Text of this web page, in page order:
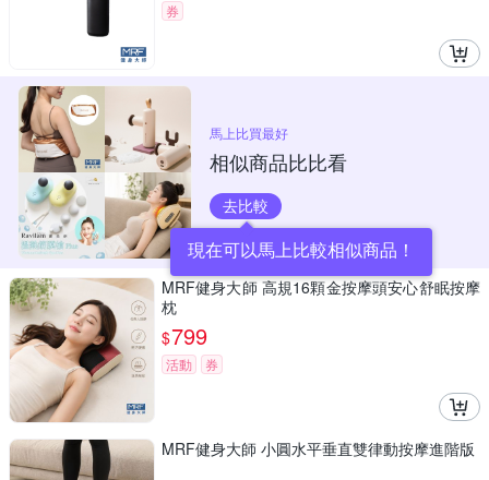
券
馬上比買最好
相似商品比比看
去比較
現在可以馬上比較相似商品！
MRF健身大師 高規16顆金按摩頭安心舒眠按摩
枕
$799
活動 券
MRF健身大師 ⼩圓⽔平垂直雙律動按摩進階版